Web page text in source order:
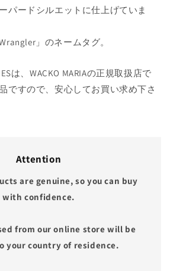
パードシルエットに仕上げていま
」のネームタグ。
は、WACKO MARIAの正規取扱店で
ですので、安心してお買い求め下さ
Attention
are genuine, so you can buy
with confidence.
from our online store will be
your country of residence.